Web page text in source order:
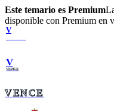
Este temario es Premium
disponible con Premium en
V
V
VENCE
VENCE